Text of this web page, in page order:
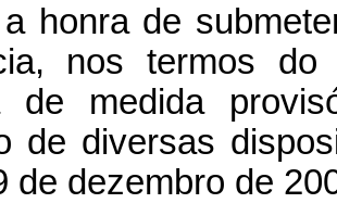
honra de
nos termos
de medida
de diversas
de dezembro de